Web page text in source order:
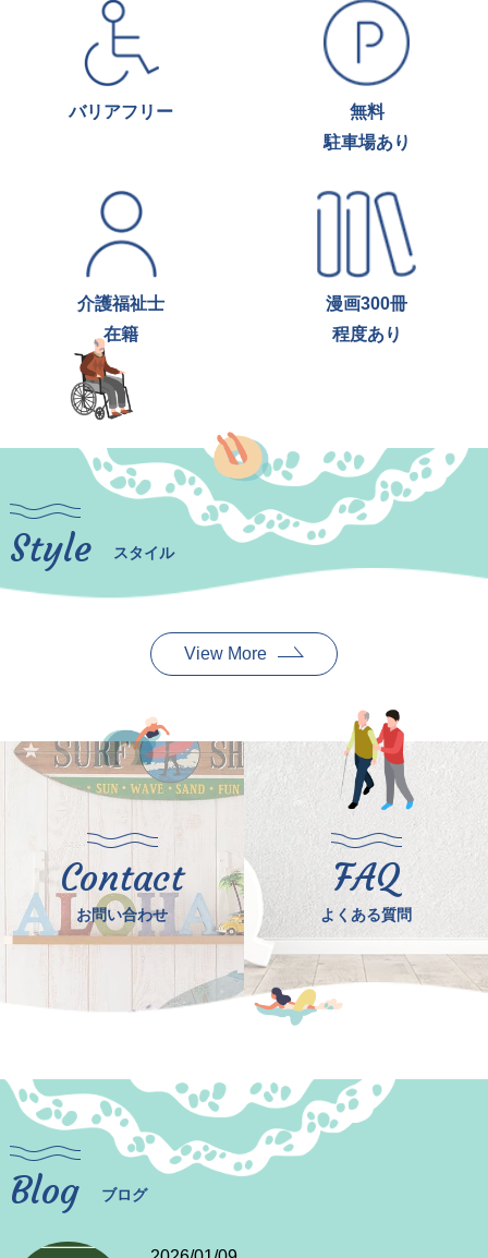
バリアフリー
無料
駐車場あり
介護福祉士
在籍
漫画300冊
程度あり
Style スタイル
View More
Contact
お問い合わせ
FAQ
よくある質問
Blog ブログ